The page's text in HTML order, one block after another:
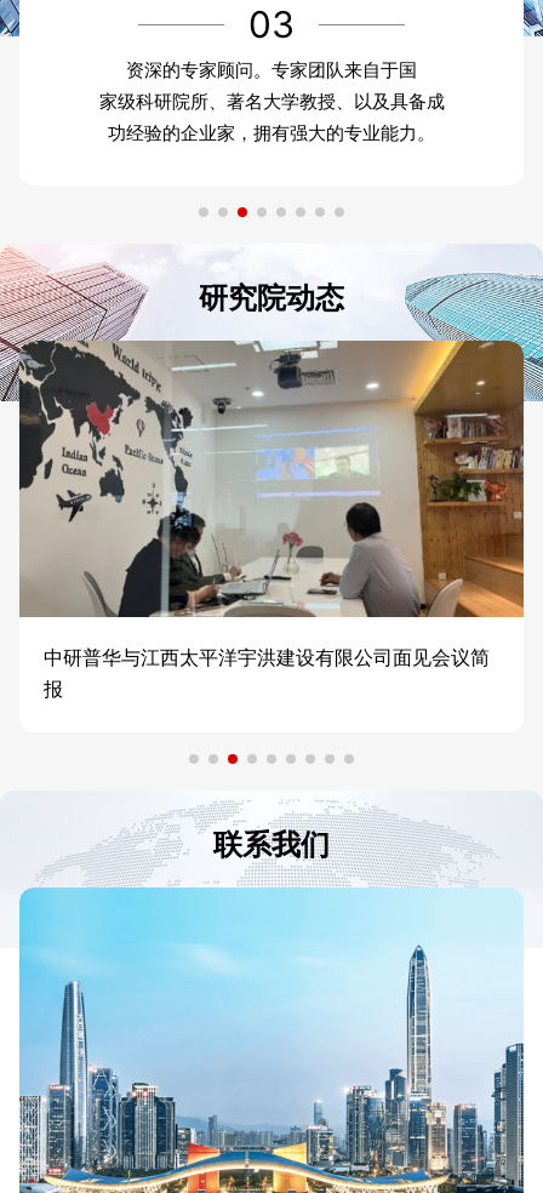
03
资深的专家顾问。专家团队来自于国
家级科研院所、著名大学教授、以及具备成
功经验的企业家，拥有强大的专业能力。
研究院动态
中研普华与江西太平洋宇洪建设有限公司面见会议简
报
联系我们